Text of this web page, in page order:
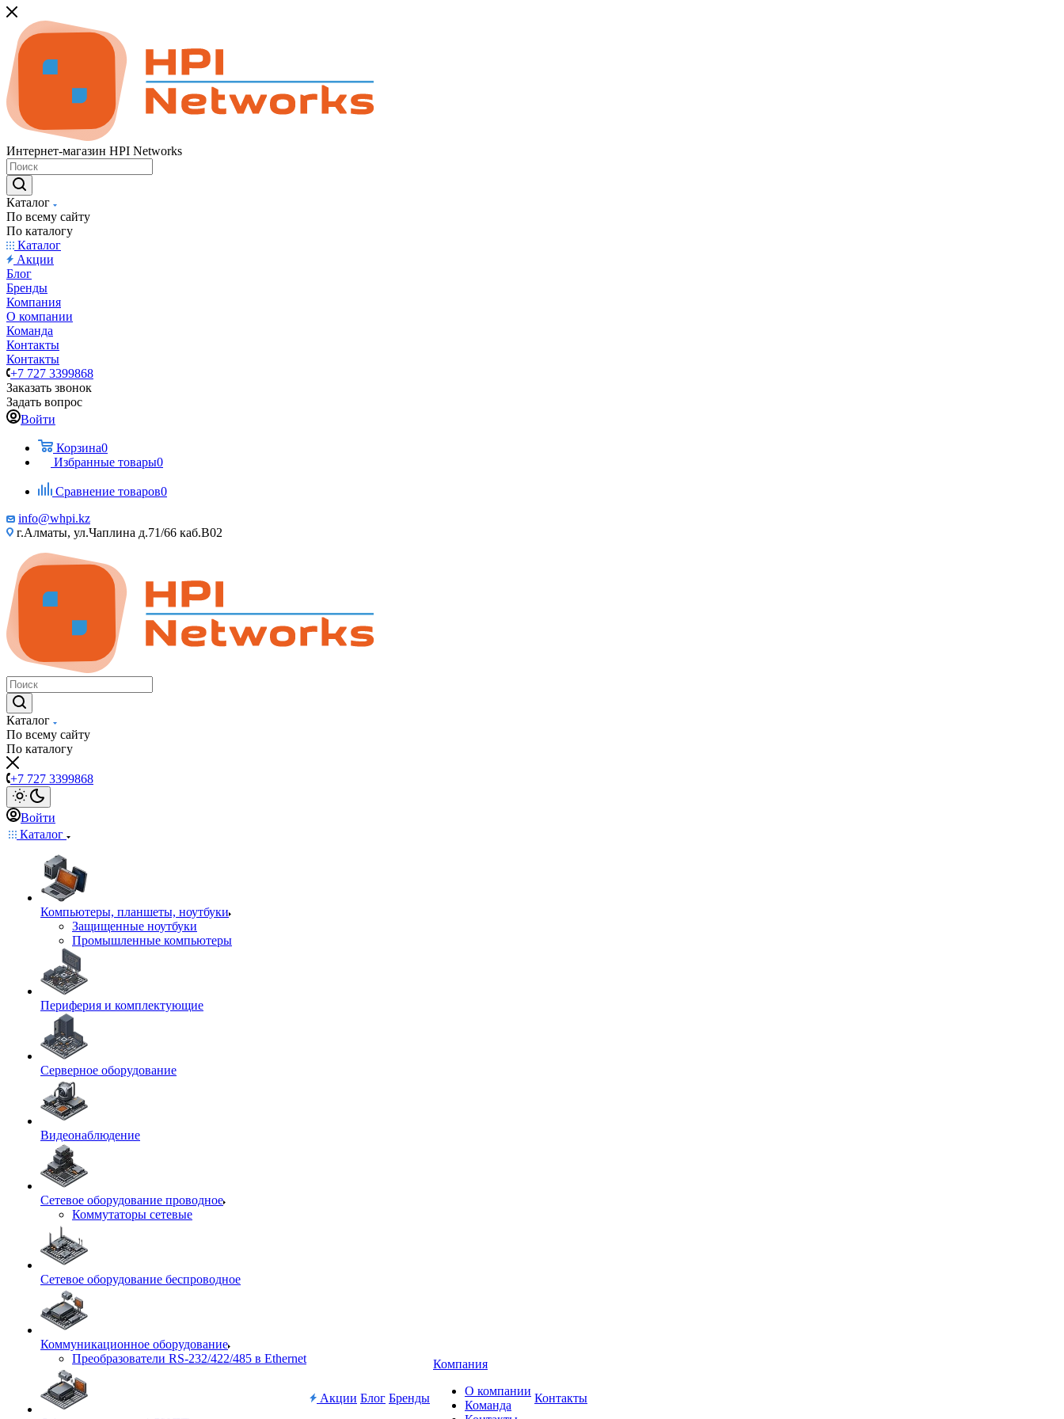
Интернет-магазин HPI Networks
Каталог
По всему сайту
По каталогу
Каталог
Акции
Блог
Бренды
Компания
О компании
Команда
Контакты
Контакты
+7 727 3399868
Заказать звонок
Задать вопрос
Войти
Корзина0
Избранные товары0
Сравнение товаров0
info@whpi.kz
г.Алматы, ул.Чаплина д.71/66 каб.B02
Каталог
По всему сайту
По каталогу
+7 727 3399868
Войти
Каталог
Компьютеры, планшеты, ноутбуки
Защищенные ноутбуки
Промышленные компьютеры
Периферия и комплектующие
Серверное оборудование
Видеонаблюдение
Сетевое оборудование проводное
Коммутаторы сетевые
Сетевое оборудование беспроводное
Коммуникационное оборудование
Преобразователи RS-232/422/485 в Ethernet
Акции Блог Бренды
Компания
О компании
Команда
Контакты